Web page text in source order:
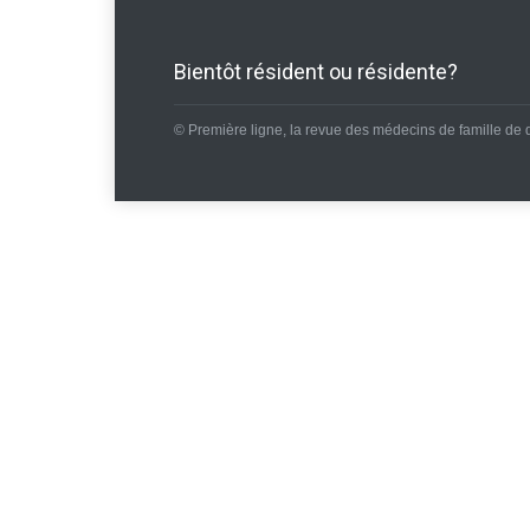
Bientôt résident ou résidente?
© Première ligne, la revue des médecins de famille de